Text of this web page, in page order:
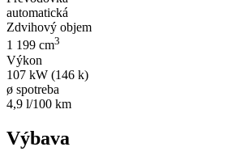
automatická
Zdvihový objem
1 199 cm3
Výkon
107 kW (146 k)
ø spotreba
4,9 l/100 km
Výbava